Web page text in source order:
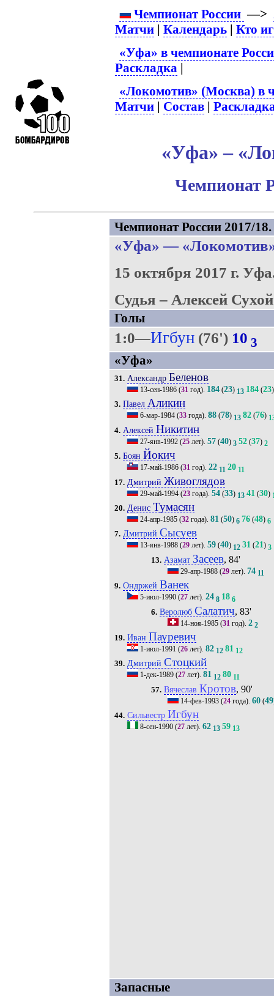
Чемпионат России —>
Матчи |Календарь |Кто
«Уфа» в чемпионате
Раскладка |
«Локомотив» (Москва) в
Матчи | Состав |
«Уфа» –
Чемпионат
Чемпионат России 2017/
«Уфа» —
15 октября 2017 г.
Судья – Алексей
Голы
1:0—Игбун(76') 10 3
«Уфа»
31. Александр Беленов
13-сен-1986(31год). 184(23) 13 184(23)
3. Павел Аликин
6-мар-1984(33года). 88(78) 13 82(76)
4. Алексей Никитин
27-янв-1992(25лет). 57(40) 3 52(37) 2
5. Боян Йокич
17-май-1986(31год). 22 11 20 11
17. Дмитрий Живоглядов
29-май-1994(23года). 54(33) 13 41 (30)
20. Денис Тумасян
24-апр-1985(32года). 81(50) 6 76(48) 6
7. Дмитрий Сысуев
13-янв-1988(29лет). 59(40) 12 31(21) 3
13. Азамат Засеев, 84'
29-апр-1988 (29 лет).74 11
9. Ондржей Ванек
5-июл-1990(27лет). 24 8 18 6
6. Веролюб Салатич, 83'
14-ноя-1985 (31 год).2 2
19. Иван Пауревич
1-июл-1991 (26лет). 82 12 81 12
39. Дмитрий Стоцкий
1-дек-1989(27лет). 81 12 80 11
57. Вячеслав Кротов, 90'
14-фев-1993 (24 года).60 (49
44. Сильвестр Игбун
8-сен-1990(27лет). 62 13 59 13
Запасные